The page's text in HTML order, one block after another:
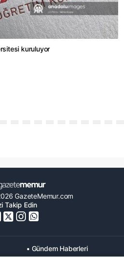
kuruluyor
GazeteMemur.com
Takip Edin
• Gündem Haberleri